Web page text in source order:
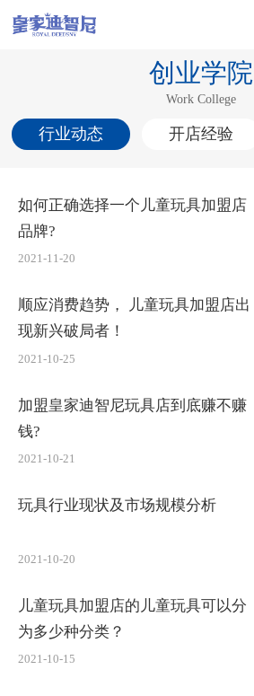
创业学院
Work College
行业动态 开店经验
如何正确选择一个儿童玩具加盟店
品牌?
2021-11-20
顺应消费趋势， 儿童玩具加盟店出
现新兴破局者！
2021-10-25
加盟皇家迪智尼玩具店到底赚不赚
钱?
2021-10-21
玩具行业现状及市场规模分析
2021-10-20
儿童玩具加盟店的儿童玩具可以分
为多少种分类？
2021-10-15